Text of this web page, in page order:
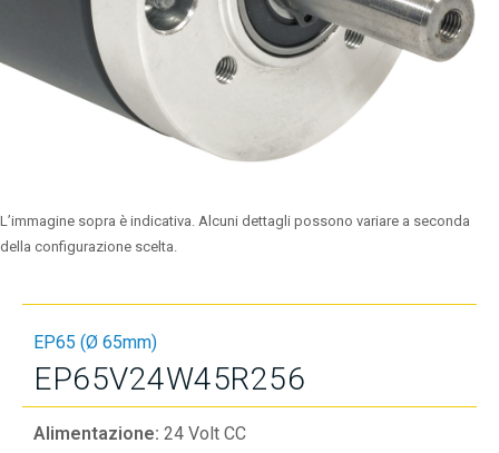
L’immagine sopra è indicativa. Alcuni dettagli possono variare a seconda
della configurazione scelta.
EP65 (Ø 65mm)
EP65V24W45R256
Alimentazione: 24 Volt CC